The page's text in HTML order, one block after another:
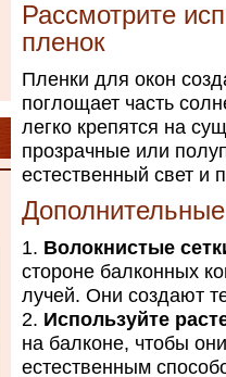
Рассмотрите
пленок
Пленки для окон
поглощает часть
легко крепятся на
прозрачные или
естественный свет и
Волокнистые
стороне балконных
лучей. Они создают
Используйте
на балконе, чтобы
естественным